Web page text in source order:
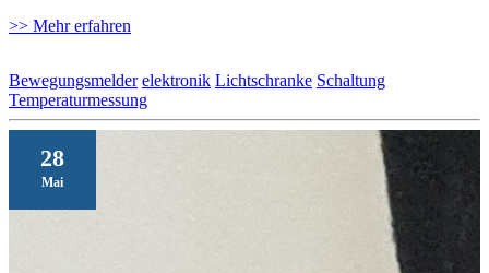
>> Mehr erfahren
Bewegungsmelder elektronik Lichtschranke Schaltung
Temperaturmessung
28
Mai